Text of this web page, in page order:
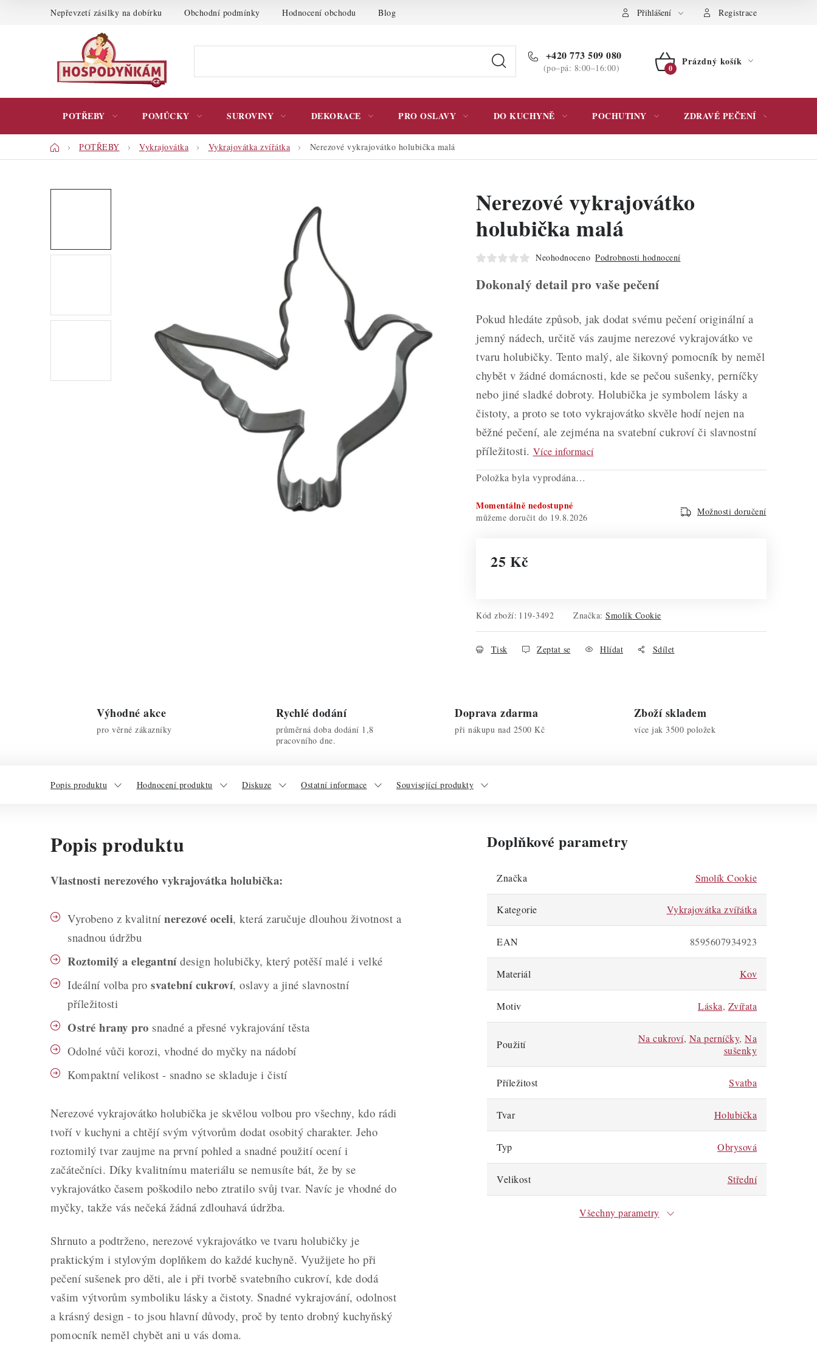
Nepřevzetí zásilky na dobírku Obchodní podmínky Hodnocení obchodu Blog Podmínky ochrany osobních údajů Přihlášení Registrace
+420 773 509 080
(po–pá: 8:00–16:00)
NÁKUPNÍ
Prázdný košík
POTŘEBY POMŮCKY SUROVINY DEKORACE PRO OSLAVY DO KUCHYNĚ POCHUTINY ZDRAVÉ PEČENÍ
DomůPOTŘEBY Vykrajovátka Vykrajovátka zvířátka Nerezové vykrajovátko holubička malá
Nerezové vykrajovátko
holubička malá
Neohodnoceno Podrobnosti hodnocení
Dokonalý detail pro vaše pečení
Pokud hledáte způsob, jak dodat svému pečení originální a
jemný nádech, určitě vás zaujme nerezové vykrajovátko ve
tvaru holubičky. Tento malý, ale šikovný pomocník by neměl
chybět v žádné domácnosti, kde se pečou sušenky, perníčky
nebo jiné sladké dobroty. Holubička je symbolem lásky a
čistoty, a proto se toto vykrajovátko skvěle hodí nejen na
běžné pečení, ale zejména na svatební cukroví či slavnostní
příležitosti. Více informací
Položka byla vyprodána…
Momentálně nedostupné
19.8.2026
Možnosti doručení
25 Kč
Kód zboží: 119-3492 Značka: Smolík Cookie
Tisk Zeptat se Hlídat Sdílet
Výhodné akce
pro věrné zákazníky
Rychlé dodání
průměrná doba dodání 1,8
pracovního dne.
Doprava zdarma
při nákupu nad 2500 Kč
Zboží skladem
více jak 3500 položek
Popis produktu Hodnocení produktu Diskuze Ostatní informace Související produkty
Popis produktu
Vlastnosti nerezového vykrajovátka holubička:
Vyrobeno z kvalitní nerezové oceli, která zaručuje dlouhou životnost a
snadnou údržbu
Roztomilý a elegantnídesign holubičky, který potěší malé i velké
Ideální volba pro svatební cukroví, oslavy a jiné slavnostní
příležitosti
Ostré hrany pro snadné a přesné vykrajování těsta
Odolné vůči korozi, vhodné do myčky na nádobí
Kompaktní velikost - snadno se skladuje i čistí
Nerezové vykrajovátko holubička je skvělou volbou pro všechny, kdo rádi
tvoří v kuchyni a chtějí svým výtvorům dodat osobitý charakter. Jeho
roztomilý tvar zaujme na první pohled a snadné použití ocení i
začátečníci. Díky kvalitnímu materiálu se nemusíte bát, že by se
vykrajovátko časem poškodilo nebo ztratilo svůj tvar. Navíc je vhodné do
myčky, takže vás nečeká žádná zdlouhavá údržba.
Shrnuto a podtrženo, nerezové vykrajovátko ve tvaru holubičky je
praktickým i stylovým doplňkem do každé kuchyně. Využijete ho při
pečení sušenek pro děti, ale i při tvorbě svatebního cukroví, kde dodá
vašim výtvorům symboliku lásky a čistoty. Snadné vykrajování, odolnost
a krásný design - to jsou hlavní důvody, proč by tento drobný kuchyňský
pomocník neměl chybět ani u vás doma.
Doplňkové parametry
Značka Smolík Cookie
Kategorie Vykrajovátka zvířátka
EAN 8595607934923
Materiál Kov
Motiv Láska, Zvířata
Použití Na cukroví, Na perníčky, Na
sušenky
Příležitost Svatba
Tvar Holubička
Typ Obrysová
Velikost Střední
Všechny parametry